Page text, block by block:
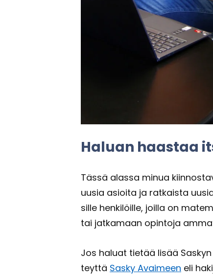
Ha­luan haas­taa
Tässä alas­sa minua
uusia asioi­ta ja rat­kais­ta
sil­le hen­ki­löil­le, joil­la on
tai jat­ka­maan opin­to­ja
Jos ha­luat tie­tää lisää
teyt­tä Sasky Avai­meen eli